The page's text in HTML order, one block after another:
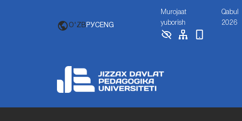
O'ZB РУСENG
Murojaat
yuborish
Qabul
2026